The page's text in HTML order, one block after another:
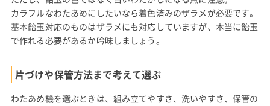
カラフルなわたあめにしたいなら着色済みのザラメが必要です。
基本飴玉対応のものはザラメにも対応していますが、本当に飴玉
で作れる必要があるか吟味しましょう。
片づけや保管方法まで考えて選ぶ
わたあめ機を選ぶときは、組み立てやすさ、洗いやすさ、保管の